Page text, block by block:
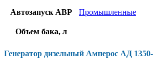
Автозапуск АВР Промышленные
Объем бака, л
Генератор дизельный Амперос АД